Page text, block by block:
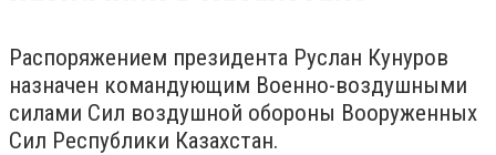
Распоряжением президента Руслан Кунуров
назначен командующим Военно-воздушными
силами Сил воздушной обороны Вооруженных
Сил Республики Казахстан.